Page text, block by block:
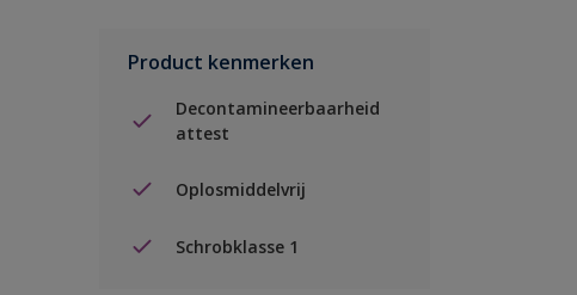
Product kenmerken
Decontamineerbaarheid
attest
Oplosmiddelvrij
Schrobklasse 1